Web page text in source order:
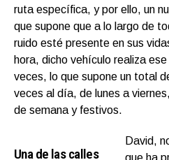
ruta específica, y por ello, un
que supone que a lo largo de
ruido esté presente en sus
hora, dicho vehículo realiza
veces, lo que supone un total
veces al día, de lunes a
de semana y festivos.
Una de las calles
David,